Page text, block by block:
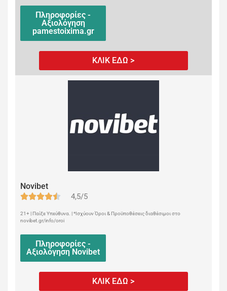
Πληροφορίες -
Αξιολόγηση
pamestoixima.gr
ΚΛΙΚ ΕΔΩ >
Novibet
4,5/5
21+ | Παίξε Υπεύθυνα. | *Ισχύουν Όροι & Προϋποθέσεις διαθέσιμοι στο
novibet.gr/info/oroi
Πληροφορίες -
Αξιολόγηση Novibet
ΚΛΙΚ ΕΔΩ >